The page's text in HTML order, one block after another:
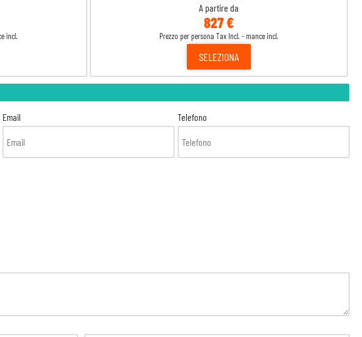
incl.
A partire da
827 €
Prezzo per persona Tax Incl. - mance incl.
SELEZIONA
Email Telefono